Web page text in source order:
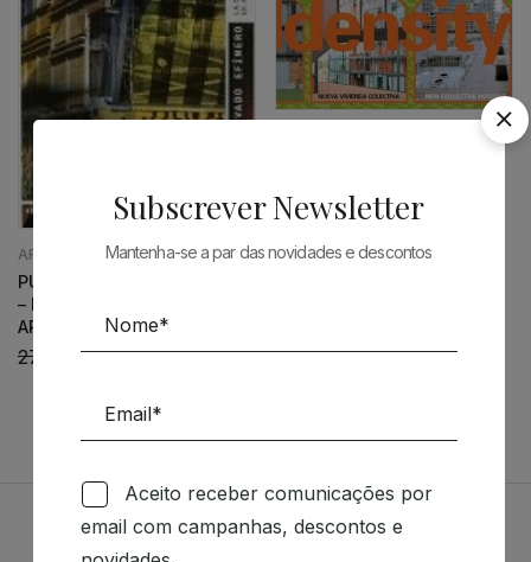
ARQUITECTURA
PUBLICO, PRIVADO, EFIMERO
– LA CERAMICA EN
ARQUITECTURA
27,56 24,80€
43,34€ 39,00€
Subscrever Newsletter
Mantenha-se a par das novidades e descontos
Aceito receber comunicações por
email com campanhas, descontos e